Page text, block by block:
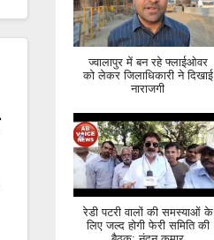
ज्वालापुर में बन रहे फ्लाईओवर
को लेकर जिलाधिकारी ने दिखाई
नाराजगी
रेडी पटरी वालों की समस्याओं के
लिए जल्द होगी फेरी समिति की